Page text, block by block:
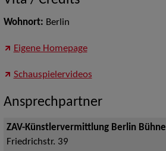
Wohnort: Berlin
Eigene Homepage
Schauspielervideos
Ansprechpartner
ZAV-Künstlervermittlung Berlin Bühne
Friedrichstr. 39